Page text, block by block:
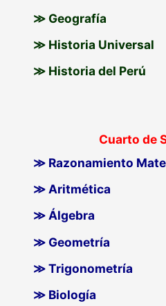
≫ Geografía
≫ Historia Universal
≫ Historia del Perú
Cuarto de
≫ Razonamiento
≫ Aritmética
≫ Álgebra
≫ Geometría
≫ Trigonometría
≫ Biología